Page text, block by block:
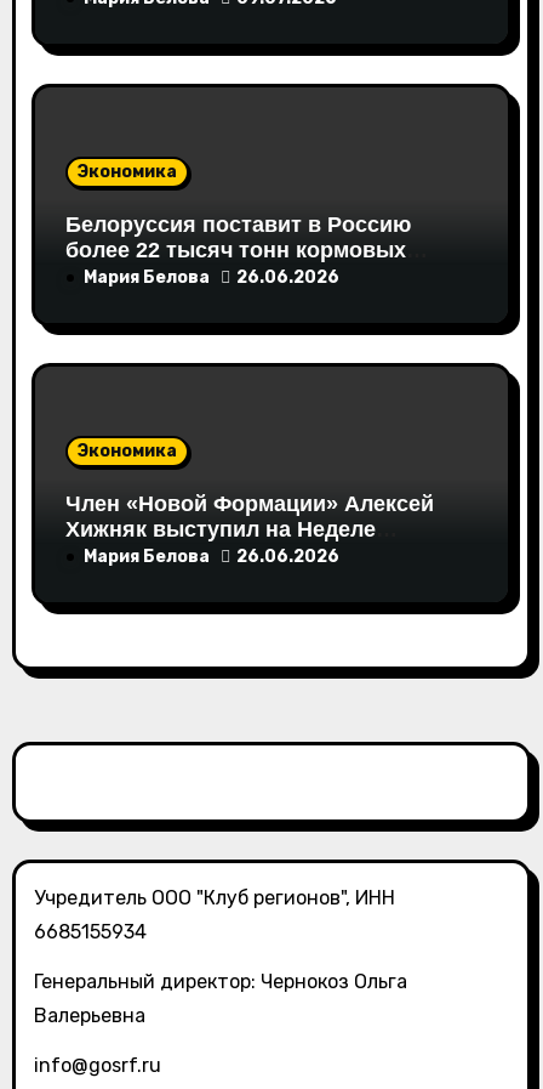
м
Экономика
Белоруссия поставит в Россию
более 22 тысяч тонн кормовых
аминокислот
Мария Белова 26.06.2026
Экономика
Член «Новой Формации» Алексей
Хижняк выступил на Неделе
российского ритейла с
социально ответственного бизнеса
Мария Белова 26.06.2026
Учредитель ООО "Клуб регионов", ИНН
6685155934
Генеральный директор: Чернокоз Ольга
Валерьевна
info@gosrf.ru